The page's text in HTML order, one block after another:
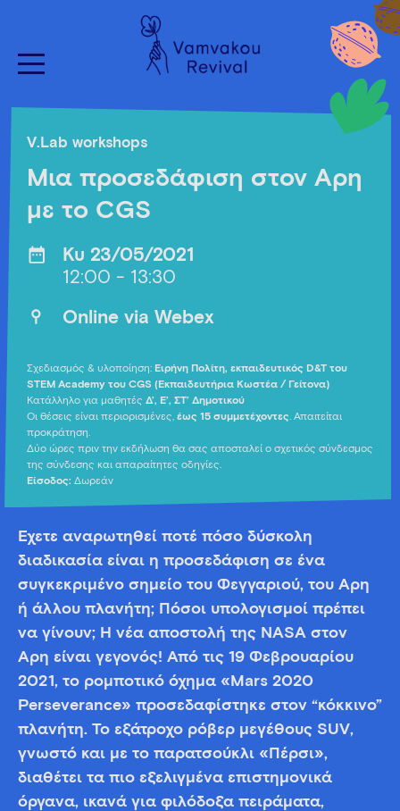
V.Lab workshops
Μια προσεδάφιση στον Άρη
με το CGS
Κυ 23/05/2021
12:00 - 13:30
Οnline via Webex
Σχεδιασμός & υλοποίηση: Ειρήνη Πολίτη, εκπαιδευτικός D&T του
STEM Academy του CGS (Εκπαιδευτήρια Κωστέα / Γείτονα)
Κατάλληλο για μαθητές Δ’, Ε’, ΣΤ’ Δημοτικού
Οι θέσεις είναι περιορισμένες, έως 15 συμμετέχοντες. Απαιτείται
προκράτηση.
Δύο ώρες πριν την εκδήλωση θα σας αποσταλεί ο σχετικός σύνδεσμος
της σύνδεσης και απαραίτητες οδηγίες.
Είσοδος: Δωρεάν
Έχετε αναρωτηθεί ποτέ πόσο δύσκολη
διαδικασία είναι η προσεδάφιση σε ένα
συγκεκριμένο σημείο του Φεγγαριού, του Άρη
ή άλλου πλανήτη; Πόσοι υπολογισμοί πρέπει
να γίνουν; Η νέα αποστολή της NASA στον
Άρη είναι γεγονός! Από τις 19 Φεβρουαρίου
2021, το ρομποτικό όχημα «Mars 2020
Perseverance» προσεδαφίστηκε στον “κόκκινο”
πλανήτη. Το εξάτροχο ρόβερ μεγέθους SUV,
γνωστό και με το παρατσούκλι «Πέρσι»,
διαθέτει τα πιο εξελιγμένα επιστημονικά
όργανα, ικανά για φιλόδοξα πειράματα,